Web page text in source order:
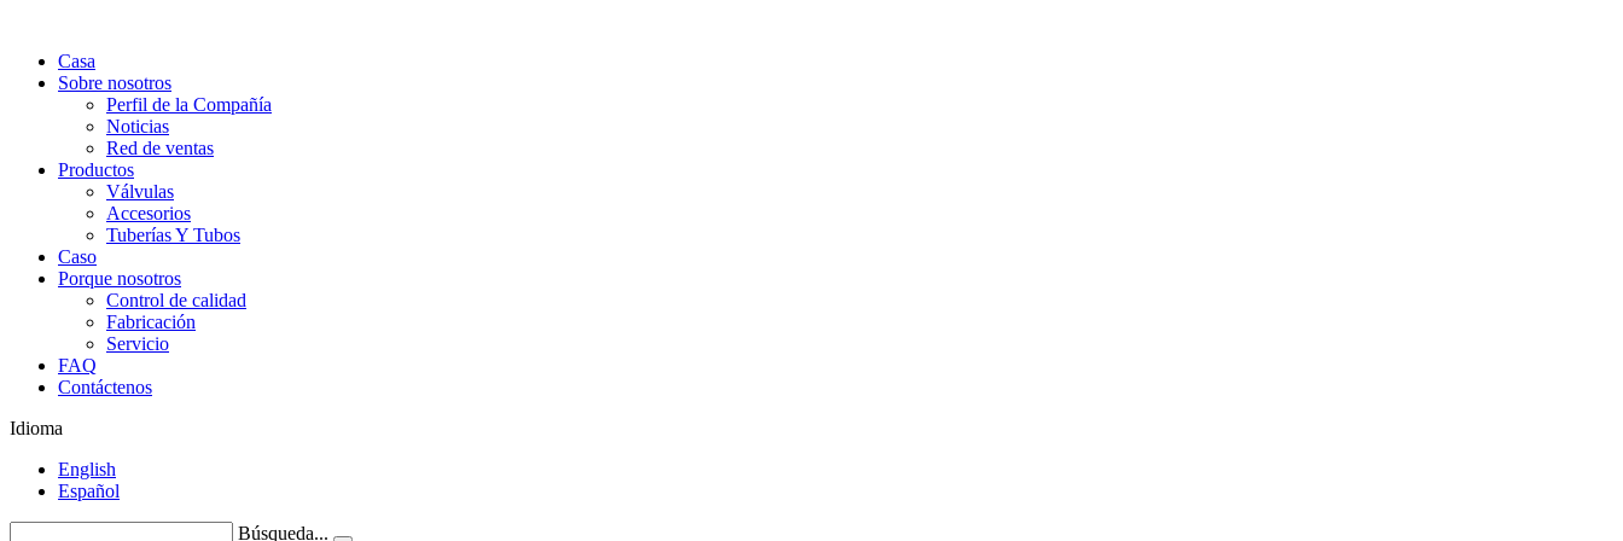
Casa
Sobre nosotros
Perfil de la Compañía
Noticias
Red de ventas
Productos
Válvulas
Accesorios
Tuberías Y Tubos
Caso
Porque nosotros
Control de calidad
Fabricación
Servicio
FAQ
Contáctenos
Idioma
English
Español
Búsqueda...